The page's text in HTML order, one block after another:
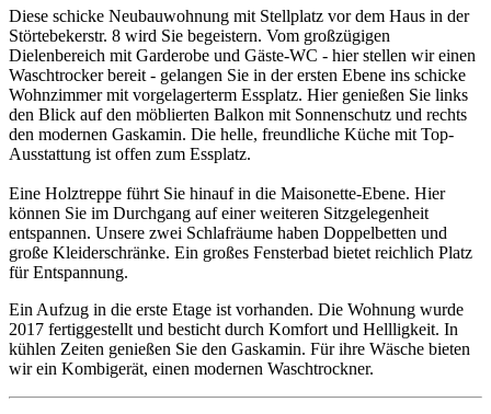
Diese schicke Neubauwohnung mit Stellplatz vor dem Haus in der
Störtebekerstr. 8 wird Sie begeistern. Vom großzügigen
Dielenbereich mit Garderobe und Gäste-WC - hier stellen wir einen
Waschtrocker bereit - gelangen Sie in der ersten Ebene ins schicke
Wohnzimmer mit vorgelagerterm Essplatz. Hier genießen Sie links
den Blick auf den möblierten Balkon mit Sonnenschutz und rechts
den modernen Gaskamin. Die helle, freundliche Küche mit Top-
Ausstattung ist offen zum Essplatz.
Eine Holztreppe führt Sie hinauf in die Maisonette-Ebene. Hier
können Sie im Durchgang auf einer weiteren Sitzgelegenheit
entspannen. Unsere zwei Schlafräume haben Doppelbetten und
große Kleiderschränke. Ein großes Fensterbad bietet reichlich Platz
für Entspannung.
Ein Aufzug in die erste Etage ist vorhanden. Die Wohnung wurde
2017 fertiggestellt und besticht durch Komfort und Hellligkeit. In
kühlen Zeiten genießen Sie den Gaskamin. Für ihre Wäsche bieten
wir ein Kombigerät, einen modernen Waschtrockner.